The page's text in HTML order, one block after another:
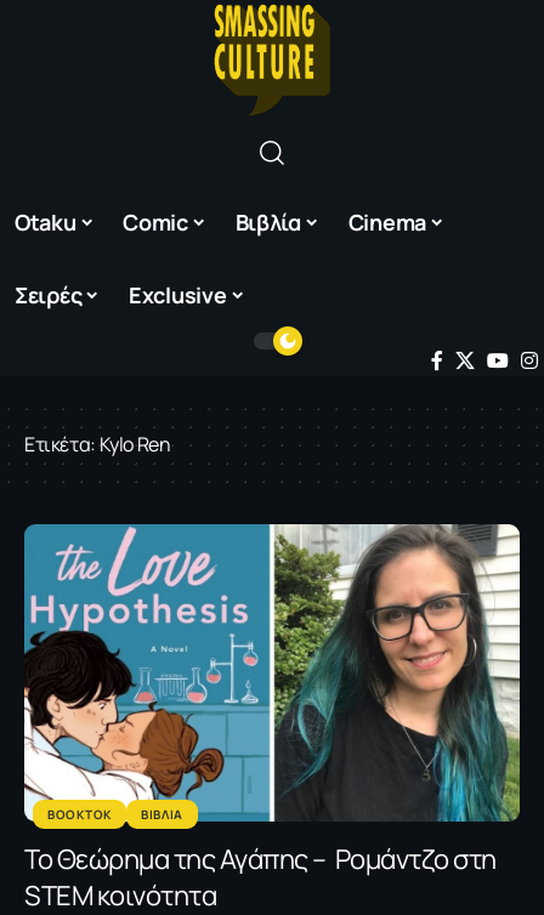
Otaku Comic Βιβλία Cinema
Σειρές Exclusive
Ετικέτα:Kylo Ren
BOOKTOK ΒΙΒΛΙΑ
Το Θεώρημα της Αγάπης – Ρομάντζο στη
STEM κοινότητα